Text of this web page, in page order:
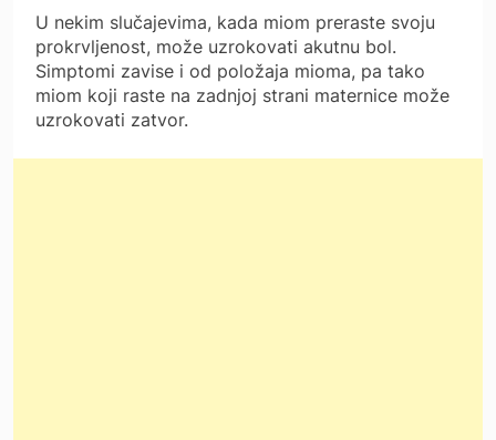
U nekim slučajevima, kada miom preraste svoju
prokrvljenost, može uzrokovati akutnu bol.
Simptomi zavise i od položaja mioma, pa tako
miom koji raste na zadnjoj strani maternice može
uzrokovati zatvor.